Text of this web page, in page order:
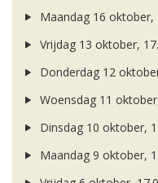
Maandag 16 oktober,
Vrijdag 13 oktober,
Donderdag 12
Woensdag 11
Dinsdag 10 oktober,
Maandag 9 oktober,